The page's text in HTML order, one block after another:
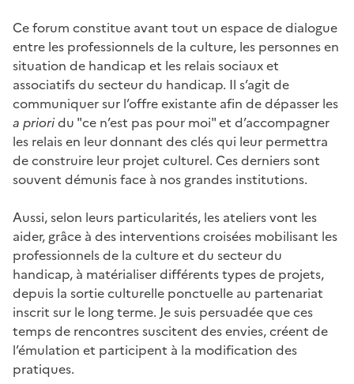
Ce forum constitue avant tout un espace de dialogue
entre les professionnels de la culture, les personnes en
situation de handicap et les relais sociaux et
associatifs du secteur du handicap. Il s’agit de
communiquer sur l’offre existante afin de dépasser les
a prioridu "ce n’est pas pour moi" et d’accompagner
les relais en leur donnant des clés qui leur permettra
de construire leur projet culturel. Ces derniers sont
souvent démunis face à nos grandes institutions.
Aussi, selon leurs particularités, les ateliers vont les
aider, grâce à des interventions croisées mobilisant les
professionnels de la culture et du secteur du
handicap, à matérialiser différents types de projets,
depuis la sortie culturelle ponctuelle au partenariat
inscrit sur le long terme. Je suis persuadée que ces
temps de rencontres suscitent des envies, créent de
l’émulation et participent à la modification des
pratiques.